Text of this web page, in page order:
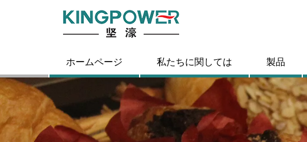
ホームページ 私たちに関しては 製品